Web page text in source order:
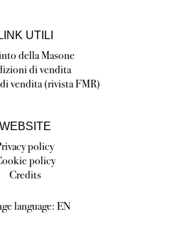
LINK UTILI
della Masone
di vendita
vendita (rivista FMR)
WEBSITE
policy
policy
Credits
language: EN